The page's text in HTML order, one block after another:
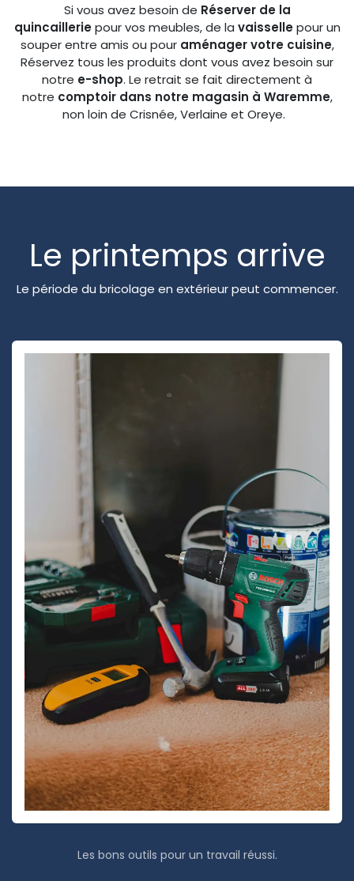
Si vous avez besoin de Réserver de la
quincailleriepour vos meubles, de la vaissellepour un
souper entre amis ou pour aménager votre cuisine,
Réservez tous les produits dont vous avez besoin sur
notre e-shop. Le retrait se fait directement à
notre comptoir dans notre magasin à Waremme,
non loin de Crisnée, Verlaine et Oreye.
Le printemps arrive
Le période du bricolage en extérieur peut commencer.
Les bons outils pour un travail réussi.